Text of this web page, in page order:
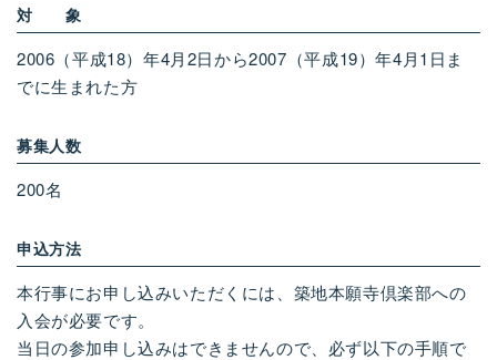
対 象
2006 （平成18）年4月2日から2007 （平成19）年4月1 日ま
でに生まれた方
募集人数
200名
申込方法
本行事にお申し込みいただくには、築地本願寺倶楽部への
入会が必要です。
当日の参加申し込みはできませんので、必ず以下の手順で